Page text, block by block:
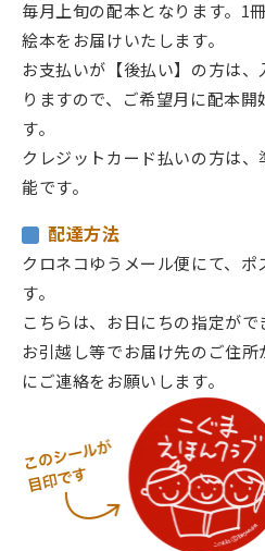
毎月上旬の配本となります。1
絵本をお届けいたします。
お支払いが【後払い】の方は
りますので、ご希望月に配本
す。
クレジットカード払いの方は
能です。
配達方法
クロネコゆうメール便にて、
す。
こちらは、お日にちの指定がで
お引越し等でお届け先のご住
にご連絡をお願いします。